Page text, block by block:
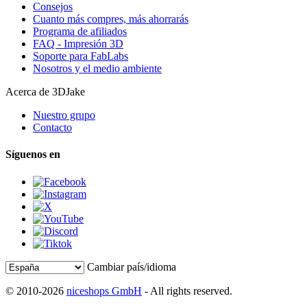
Consejos
Cuanto más compres, más ahorrarás
Programa de afiliados
FAQ - Impresión 3D
Soporte para FabLabs
Nosotros y el medio ambiente
Acerca de 3DJake
Nuestro grupo
Contacto
Síguenos en
Cambiar país/idioma
© 2010-2026 niceshops GmbH - All rights reserved.